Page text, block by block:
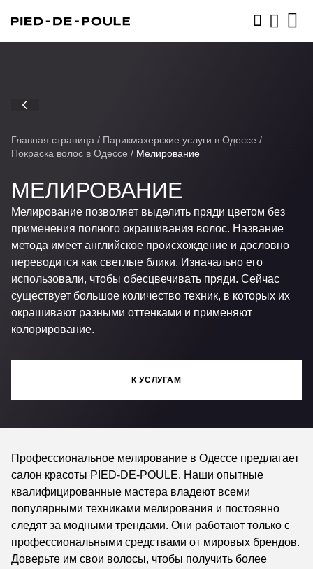
Главная страница / Парикмахерские услуги в Одессе /
Покраска волос в Одессе / Мелирование
МЕЛИРОВАНИЕ
Мелирование позволяет выделить пряди цветом без
применения полного окрашивания волос. Название
метода имеет английское происхождение и дословно
переводится как светлые блики. Изначально его
использовали, чтобы обесцвечивать пряди. Сейчас
существует большое количество техник, в которых их
окрашивают разными оттенками и применяют
колорирование.
К УСЛУГАМ
Профессиональное мелирование в Одессе предлагает
салон красоты PIED-DE-POULE. Наши опытные
квалифицированные мастера владеют всеми
популярными техниками мелирования и постоянно
следят за модными трендами. Они работают только с
профессиональными средствами от мировых брендов.
Доверьте им свои волосы, чтобы получить более